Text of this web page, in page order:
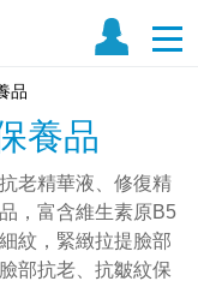
品
養品
老精華液、修復精
，富含維生素原B5
紋，緊緻拉提臉部
部抗老、抗皺紋保